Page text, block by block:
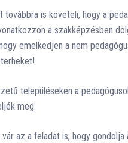
is követeli, hogy a
a szakképzésben
emelkedjen a nem
településeken a
meg.
az a feladat is, hogy